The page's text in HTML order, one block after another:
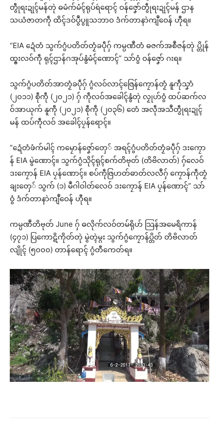
တွဵုရးဍုၚ်မန်တုဲ ဓမံက်မံၚ်ရုပ်ရဴရောၚ် ဝန်ဇၞော်တွဵုရးဍုၚ်မန် ဌာန
သယံဇာတကဵု ထိၚ်ဒဝ်ပွဳပွူသဘာဝ ဒံက်တာနာဲကျဳဝေန် ဟီုရ။
“EIA ဍေံတံ သွက်ဂွံပတိတ်တၟံခပဵုဂှ် ကမ္ပဏဳတံ ဓဇက်အစဳဇန်တုဲ ပ္တိုန်
ထ္ၜးလဝ်ကဵု ရုၚ်ဌာန်ဂအုပ်နွံမံၚ်ဏောၚ်” သာ်ဝွံ ဝန်ဇၞော် ဂးရ။
သွက်ဂွံပတိတ်အာတၟံခပဵုဂှ် ဂွံလဝ်လာၚ်ဇြေန်ကၠောန်တၟံ နူကဵုသၞာံ
(၂၀၁၁) စဵုကဵု (၂၀၂၁) ဂှ် ကဵုလဝ်အခေါၚ်နွံတုဲ လၟုဟ်ဝွံ ထပ်ဆက်လ
ဝ်အာယုက် နူကဵု (၂၀၂၁) စဵုကဵု (၂၀၃၆) တေံ အလဵုအသဳတွဵုရးဍုၚ်
မန် ထပ်ကဵုလဝ် အခေါၚ်ပၠန်ရောၚ်။
“ဍေံတံဖံက်မါၚ် ကမၠောန်ဇၞော်တှေ် အရၚ်ဂွံပတိတ်တၟံခပဵုဂှ် ဒးကၠော
န် EIA မွဲဏောၚ်။ သွက်ဂွံသိုၚ်ရုၚ်စက်တိဗုတ် (တိဗိလာတ်) ဂှ်လေဝ်
ဒးကၠောန် EIA ပၠန်ဏောၚ်။ စပ်ကဵုဇြဟတ်ဓာတ်လလဳဂှ် ကၠောန်ကဵုတၟံ
ချးတှေ် သွက် (၁) မဳဂါဝါတ်လေဝ် ဒးကၠောန် EIA ပၠန်ဏောၚ်” သာ်
ဝွံ ဒံက်တာနာဲကျဳဝေန် ဟီုရ။
ကမ္ပဏဳတိဗုတ် June ဂှ် ဓလိုက်လဝ်တမ်ရိုဟ် သြန်အမေရိကာန်
(၄၇၁) ပြကောဋိကိုတ်တုဲ မွဲတ္ၚဲမ္ဂး သွက်ဂွံကၠောန်ပ္တိတ် တိဗိလာတ်
လျိုၚ် (၅၀၀၀) တာန်ရောၚ် ဂွံတီကေတ်ရ။